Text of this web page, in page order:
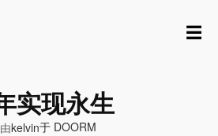
☰
实现永生
由kelvin于 DOORM